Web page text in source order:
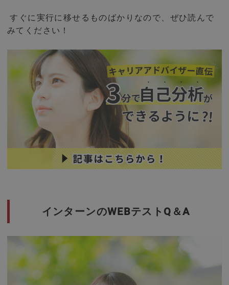
すぐに実行に移せるものばかりなので、ぜひ読んで
みてください！
インターンのWEBテストQ＆A